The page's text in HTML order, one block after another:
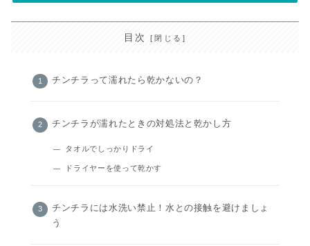
目次
チンチラって濡れたら乾かないの？
チンチラが濡れたときの対処法と乾かし方
タオルでしっかりドライ
ドライヤーを使って乾かす
チンチラには水洗い禁止！水との接触を避けましょ
う